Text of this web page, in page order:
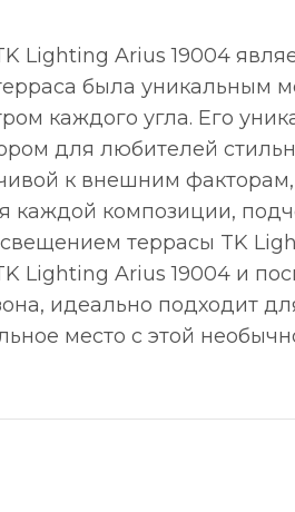
Lighting Arius 19004
была уникальным
каждого угла. Его
для любителей
к внешним
композиции,
террасы TK
Lighting Arius 19004 и
идеально подходит
место с этой